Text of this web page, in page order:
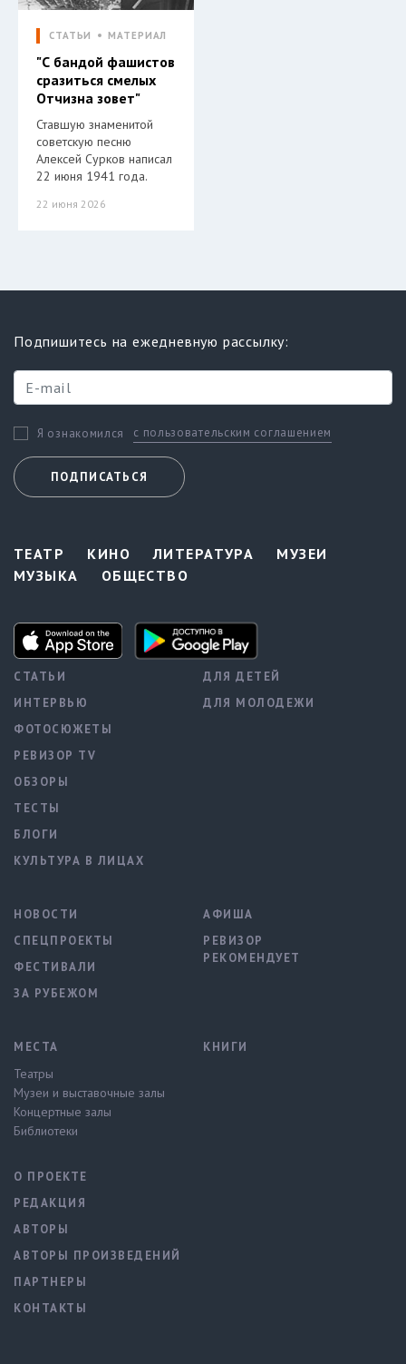
СТАТЬИ МАТЕРИАЛ
"С бандой фашистов
сразиться смелых
Отчизна зовет"
Ставшую знаменитой
советскую песню
Алексей Сурков написал
22 июня 1941 года.
22 июня 2026
Подпишитесь на ежедневную рассылку:
Я ознакомился с пользовательским соглашением
ПОДПИСАТЬСЯ
ТЕАТР КИНО ЛИТЕРАТУРА
МУЗЕИ
МУЗЫКА
ОБЩЕСТВО
СТАТЬИ
ИНТЕРВЬЮ
ФОТОСЮЖЕТЫ
РЕВИЗОР TV
ОБЗОРЫ
ТЕСТЫ
БЛОГИ
КУЛЬТУРА В ЛИЦАХ
ДЛЯ ДЕТЕЙ
ДЛЯ МОЛОДЕЖИ
НОВОСТИ
СПЕЦПРОЕКТЫ
ФЕСТИВАЛИ
ЗА РУБЕЖОМ
АФИША
РЕВИЗОР
РЕКОМЕНДУЕТ
МЕСТА
Театры
Музеи и выставочные залы
Концертные залы
Библиотеки
КНИГИ
О ПРОЕКТЕ
РЕДАКЦИЯ
АВТОРЫ
АВТОРЫ ПРОИЗВЕДЕНИЙ
ПАРТНЕРЫ
КОНТАКТЫ